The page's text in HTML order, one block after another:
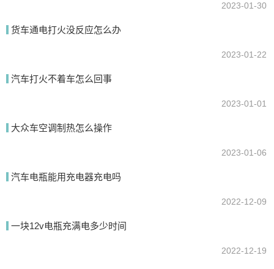
2023-01-30
货车通电打火没反应怎么办
2023-01-22
汽车打火不着车怎么回事
2023-01-01
大众车空调制热怎么操作
2023-01-06
汽车电瓶能用充电器充电吗
2022-12-09
一块12v电瓶充满电多少时间
2022-12-19